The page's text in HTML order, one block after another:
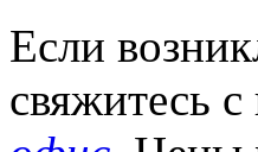
Если
свяжитесь